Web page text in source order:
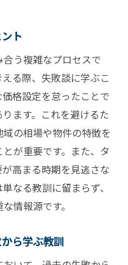
ト
う複雑なプロセスで
る際、失敗談に学ぶこ
格設定を怠ったことで
ます。これを避けるた
の相場や物件の特徴を
が重要です。また、タ
高まる時期を見逃さな
なる教訓に留まらず、
情報源です。
ら学ぶ教訓